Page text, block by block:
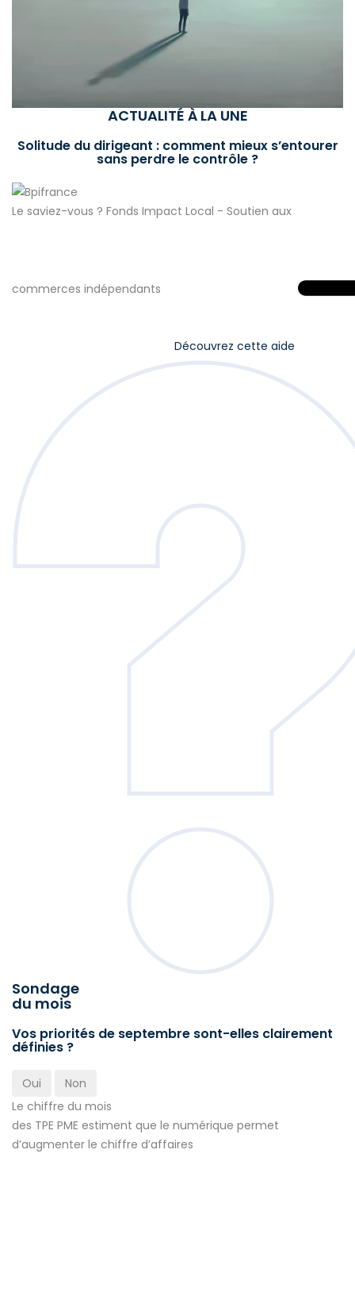
ACTUALITÉ À LA UNE
Solitude du dirigeant : comment mieux s’entourer
sans perdre le contrôle ?
Le saviez-vous ? Fonds Impact Local - Soutien aux
commerces indépendants
Découvrez cette aide
Sondage
du mois
Vos priorités de septembre sont-elles clairement
définies ?
Oui
Non
Le chiffre du mois
des TPE PME estiment que le numérique permet
d’augmenter le chiffre d’affaires